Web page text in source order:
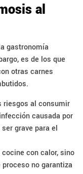
al
gastronomía
es de los que
otras carnes
riesgos al consumir
causada por
grave para el
con calor, sino
no garantiza